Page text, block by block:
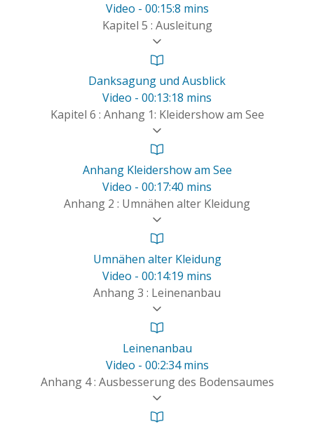
Video - 00:15:8 mins
Kapitel 5 : Ausleitung
Danksagung und Ausblick
Video - 00:13:18 mins
Kapitel 6 : Anhang 1: Kleidershow am See
Anhang Kleidershow am See
Video - 00:17:40 mins
Anhang 2 : Umnähen alter Kleidung
Umnähen alter Kleidung
Video - 00:14:19 mins
Anhang 3 : Leinenanbau
Leinenanbau
Video - 00:2:34 mins
Anhang 4 : Ausbesserung des Bodensaumes